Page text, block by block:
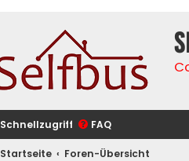
Schnellzugriff FAQ
Startseite Foren-Übersicht